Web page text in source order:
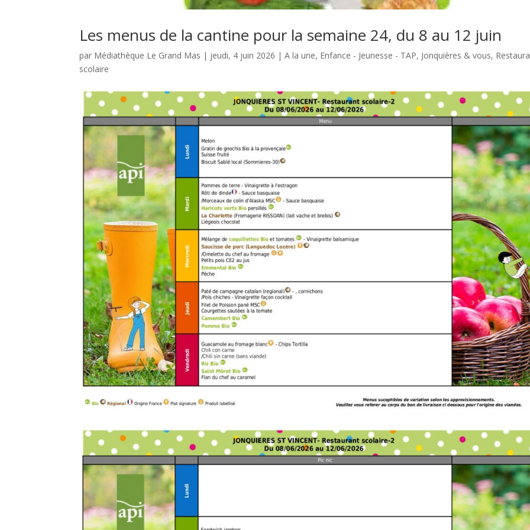
Les menus de la cantine pour la semaine 24, du 8 au 12 juin
par Médiathèque Le Grand Mas | jeudi, 4 juin 2026 |A la une, Enfance - Jeunesse - TAP, Jonquières & vous,
scolaire